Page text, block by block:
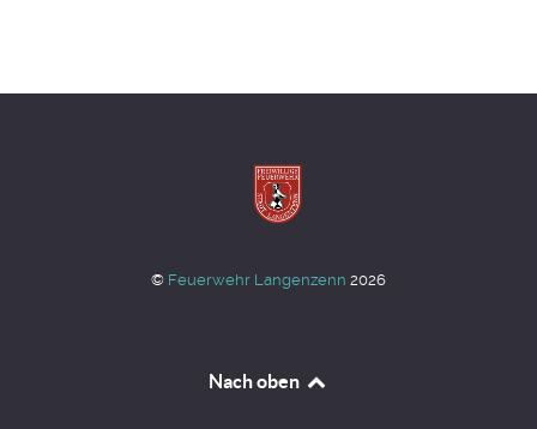
© Feuerwehr Langenzenn 2026
Nach oben